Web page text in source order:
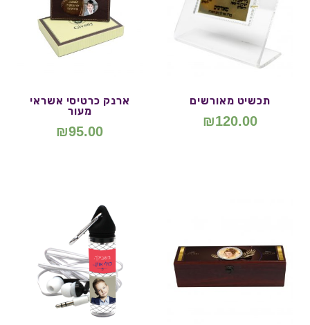
תכשיט מאורשים
₪120.00
ארנק כרטיסי אשראי
מעור
₪95.00